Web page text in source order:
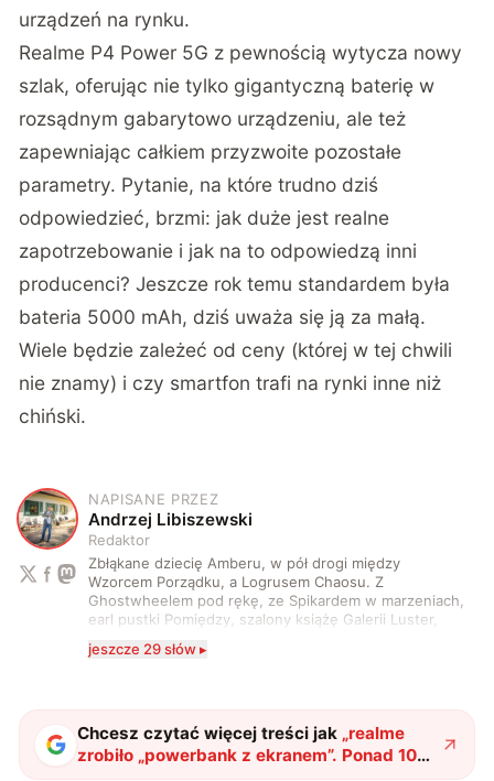
urządzeń na rynku.
Realme P4 Power 5G z pewnością wytycza nowy
szlak, oferując nie tylko gigantyczną baterię w
rozsądnym gabarytowo urządzeniu, ale też
zapewniając całkiem przyzwoite pozostałe
parametry. Pytanie, na które trudno dziś
odpowiedzieć, brzmi: jak duże jest realne
zapotrzebowanie i jak na to odpowiedzą inni
producenci? Jeszcze rok temu standardem była
bateria 5000 mAh, dziś uważa się ją za małą.
Wiele będzie zależeć od ceny (której w tej chwili
nie znamy) i czy smartfon trafi na rynki inne niż
chiński.
A
NAPISANE PRZEZ
Andrzej Libiszewski
Redaktor
Zbłąkane dziecię Amberu, w pół drogi między
Wzorcem Porządku, a Logrusem Chaosu. Z
Ghostwheelem pod rękę, ze Spikardem w marzeniach,
earl pustki Pomiędzy, szalony książę Galerii Luster,
serio? Pisaniem o szeroko pojętej technice o zajmuję
i gram w gry :)
jeszcze 29 słów ▸
Chcesz czytać więcej treści jak „realme
zrobiło „powerbank z ekranem”. Ponad 10